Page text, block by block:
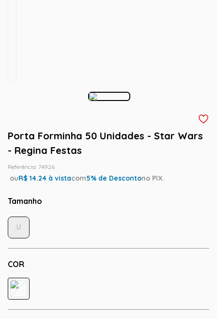
Porta Forminha 50 Unidades - Star Wars
- Regina Festas
Referência: 74926
ouR$ 14.24 à vistacom5% de Descontono PIX.
Tamanho
COR
U